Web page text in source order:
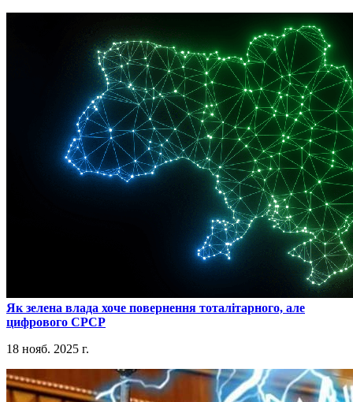
​Як зелена влада хоче повернення тоталітарного, але
цифрового СРСР
18 нояб. 2025 г.